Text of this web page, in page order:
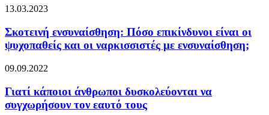
13.03.2023
Σκοτεινή ενσυναίσθηση: Πόσο επικίνδυνοι είναι οι
ψυχοπαθείς και οι ναρκισσιστές με ενσυναίσθηση;
09.09.2022
Γιατί κάποιοι άνθρωποι δυσκολεύονται να
συγχωρήσουν τον εαυτό τους